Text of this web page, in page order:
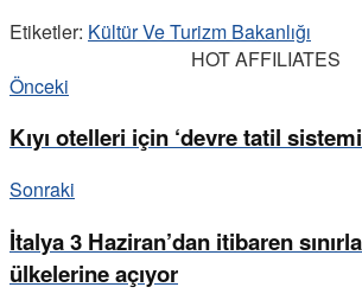
Etiketler: Kültür Ve Turizm Bakanlığı
HOT AFFILIATES
Önceki
Kıyı otelleri için ‘devre tatil
Sonraki
İtalya 3 Haziran’dan itibaren
ülkelerine açıyor